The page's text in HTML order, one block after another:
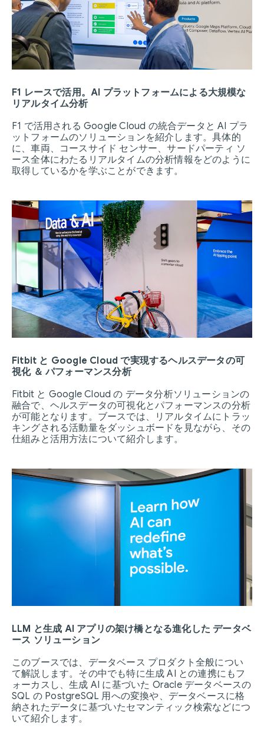
F1 レースで活用。AI プラットフォームによる大規模な
リアルタイム分析
F1 で活用される Google Cloud の統合データと AI プラ
ットフォームのソリューションを紹介します。具体的
に、車両、コースサイド センサー、サードパーティ ソ
ース全体にわたるリアルタイムの分析情報をどのように
取得しているかを学ぶことができます。
Fitbit と Google Cloud で実現するヘルスデータの可
視化 ＆ パフォーマンス分析
Fitbit と Google Cloud の データ分析ソリューションの
融合で、ヘルスデータの可視化とパフォーマンスの分析
が可能となります。ブースでは、リアルタイムにトラッ
キングされる活動量をダッシュボードを見ながら、その
仕組みと活用方法について紹介します。
LLM と生成 AI アプリの架け橋となる進化した データベ
ース ソリューション
このブースでは、データベース プロダクト全般につい
て解説します。その中でも特に生成 AI との連携にもフ
ォーカスし、生成 AI に基づいた Oracle データベースの
SQL の PostgreSQL 用への変換や、データベースに格
納されたデータに基づいたセマンティック検索などにつ
いて紹介します。